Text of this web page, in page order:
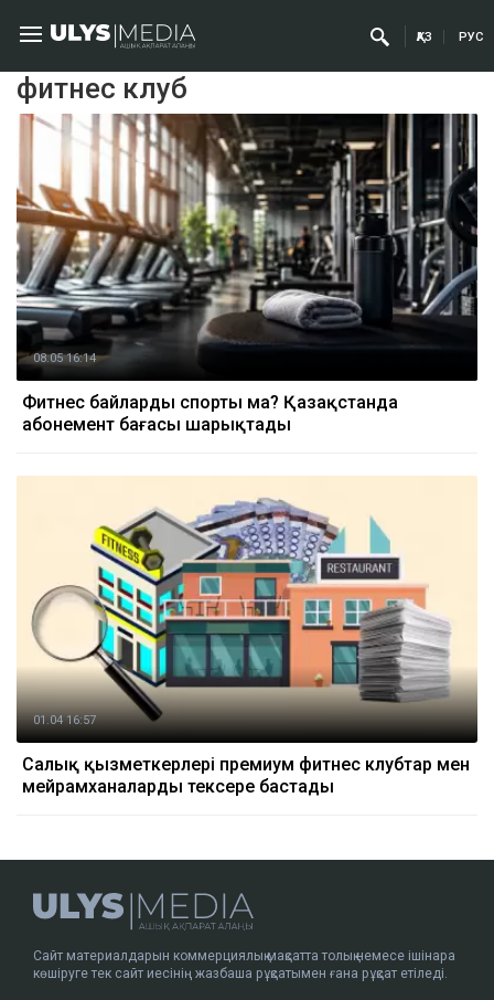
ҚАЗ РУС
фитнес клуб
08.05 16:14
Фитнес байлардың спорты ма? Қазақстанда
абонемент бағасы шарықтады
01.04 16:57
Салық қызметкерлері премиум фитнес клубтар мен
мейрамханаларды тексере бастады
Сайт материалдарын коммерциялық мақсатта толық немесе ішінара
көшіруге тек сайт иесінің жазбаша рұқсатымен ғана рұқсат етіледі.